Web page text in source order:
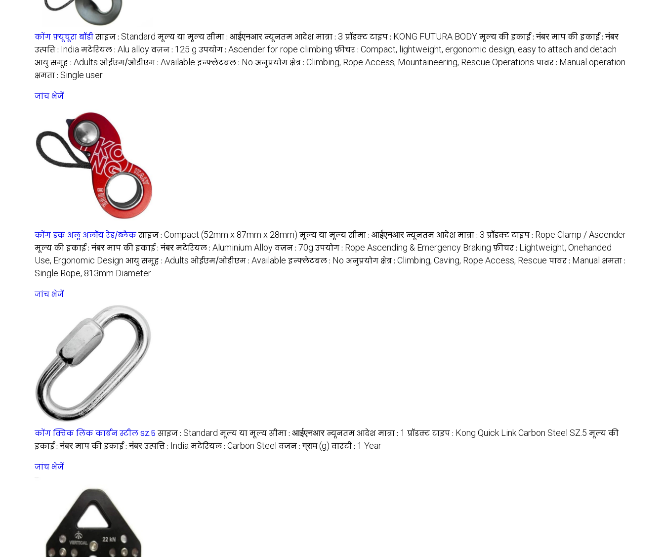
कोंग फ़्यूचूरा बॉडीसाइज : Standard मूल्य या मूल्य सीमा : आईएनआरन्यूनतम आदेश मात्रा : 3 प्रॉडक्ट टाइप : KONG FUTURA BODYमूल्य की इकाई :नंबरमाप की इकाई :नंबर
उत्पत्ति : Indiaमटेरियल : Alu alloyवज़न : 125 g उपयोग : Ascender for rope climbing फ़ीचर : Compact, lightweight, ergonomic design, easy to attach and detach
आयु समूह : Adults ओईएम/ओडीएम : Available इन्फ्लेटबल : No अनुप्रयोग क्षेत्र : Climbing, Rope Access, Mountaineering, Rescue Operations पावर : Manual operation
क्षमता : Single user
जांच भेजें
कोंग डक अलू अलॉय रेड/ब्लैकसाइज : Compact (52mm x 87mm x 28mm) मूल्य या मूल्य सीमा : आईएनआरन्यूनतम आदेश मात्रा : 3 प्रॉडक्ट टाइप : Rope Clamp / Ascender
मूल्य की इकाई :नंबरमाप की इकाई :नंबरमटेरियल : Aluminium Alloyवज़न : 70g उपयोग : Rope Ascending & Emergency Braking फ़ीचर : Lightweight, Onehanded
Use, Ergonomic Design आयु समूह : Adults ओईएम/ओडीएम : Available इन्फ्लेटबल : No अनुप्रयोग क्षेत्र : Climbing, Caving, Rope Access, Rescue पावर : Manual क्षमता :
Single Rope, 813mm Diameter
जांच भेजें
कोंग क्विक लिंक कार्बन स्टील SZ.5 साइज : Standard मूल्य या मूल्य सीमा : आईएनआरन्यूनतम आदेश मात्रा : 1 प्रॉडक्ट टाइप : Kong Quick Link Carbon Steel SZ.5 मूल्य की
इकाई :नंबरमाप की इकाई :नंबरउत्पत्ति : Indiaमटेरियल : Carbon Steel वज़न :ग्राम (g) वारंटी : 1 Year
जांच भेजें